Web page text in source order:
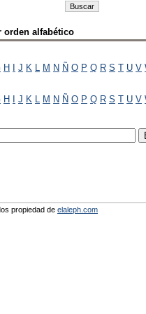
orden alfabético
H I J K L M N Ñ O P Q R S T U V
H I J K L M N Ñ O P Q R S T U V
propiedad de elaleph.com